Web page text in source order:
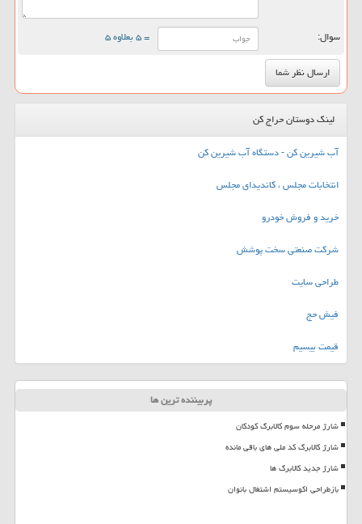
سوال: = ۵ بعلاوه ۵
لینک دوستان حراج کن
آب شیرین کن - دستگاه آب شیرین کن
انتخابات مجلس ، کاندیدای مجلس
خرید و فروش خودرو
شرکت صنعتی سخت پوشش
طراحی سایت
فیش حج
قیمت بیسیم
پربیننده ترین ها
شارژ مرحله سوم کالابرگ کودکان
شارژ کالابرگ کد ملی های باقی مانده
شارژ جدید کالابرگ ها
بازطراحی اکوسیستم اشتغال بانوان